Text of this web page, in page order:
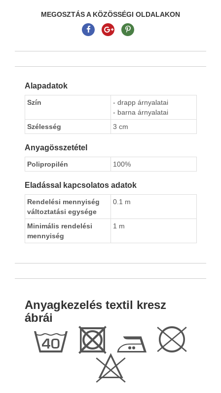
MEGOSZTÁS A KÖZÖSSÉGI OLDALAKON
Alapadatok
Szín
- drapp árnyalatai
- barna árnyalatai
Szélesség
3 cm
Anyagösszetétel
Polipropilén 100%
Eladással kapcsolatos adatok
Rendelési mennyiség
változtatási egysége
0.1 m
Minimális rendelési
mennyiség
1 m
Anyagkezelés textil kresz
ábrái
h R E K
H